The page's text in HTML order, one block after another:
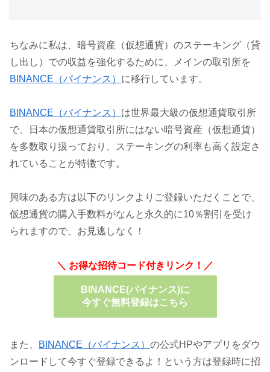
ちなみに私は、暗号資産（仮想通貨）のステーキング（貸
し出し）での収益を強化するために、メインの取引所を
BINANCE（バイナンス） に移行しています。
BINANCE（バイナンス） は世界最大級の仮想通貨取引所
で、日本の仮想通貨取引所にはない暗号資産（仮想通貨）
を多数取り扱っており、ステーキングの利率も高く設定さ
れていることが特徴です。
興味のある方は以下のリンクよりご登録いただくことで、
仮想通貨の購入手数料がなんと永久的に10％割引を受け
られますので、お見逃しなく！
＼ お得な招待コード付きリンク！／
BINANCE(バイナンス)に
今すぐ無料登録はこちら
また、 BINANCE（バイナンス） の公式HPやアプリをダウ
ンロードして今すぐ登録できるよ！という方は登録時に招